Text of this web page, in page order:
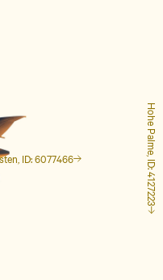
ID: 6077466 Hohe Palme, ID: 4127223